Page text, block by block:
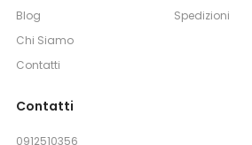
Blog
Chi Siamo
Contatti
Spedizioni
Contatti
0912510356